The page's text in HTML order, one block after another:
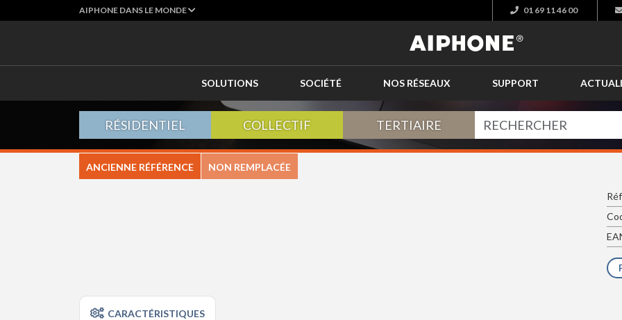
AIPHONE DANS LE MONDE 01 69 11 46 00
SOLUTIONS SOCIÉTÉ NOS RÉSEAUX SUPPORT
RÉSIDENTIEL COLLECTIF TERTIAIRE
ANCIENNE RÉFÉRENCE NON REMPLACÉE
CARACTÉRISTIQUES